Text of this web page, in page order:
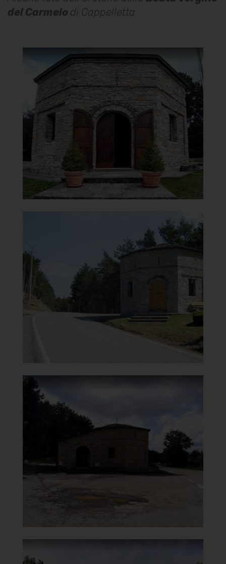
del Carmelo di Cappelletta
Oratorio della Beata Vergine
del Carmelo
Facciata
[
Oratorio della Beata Vergine
del Carmelo
Vista
Clicca per ingrandire
]
Oratorio della Beata Vergine
del Carmelo
[
Clicca per ingrandire
]